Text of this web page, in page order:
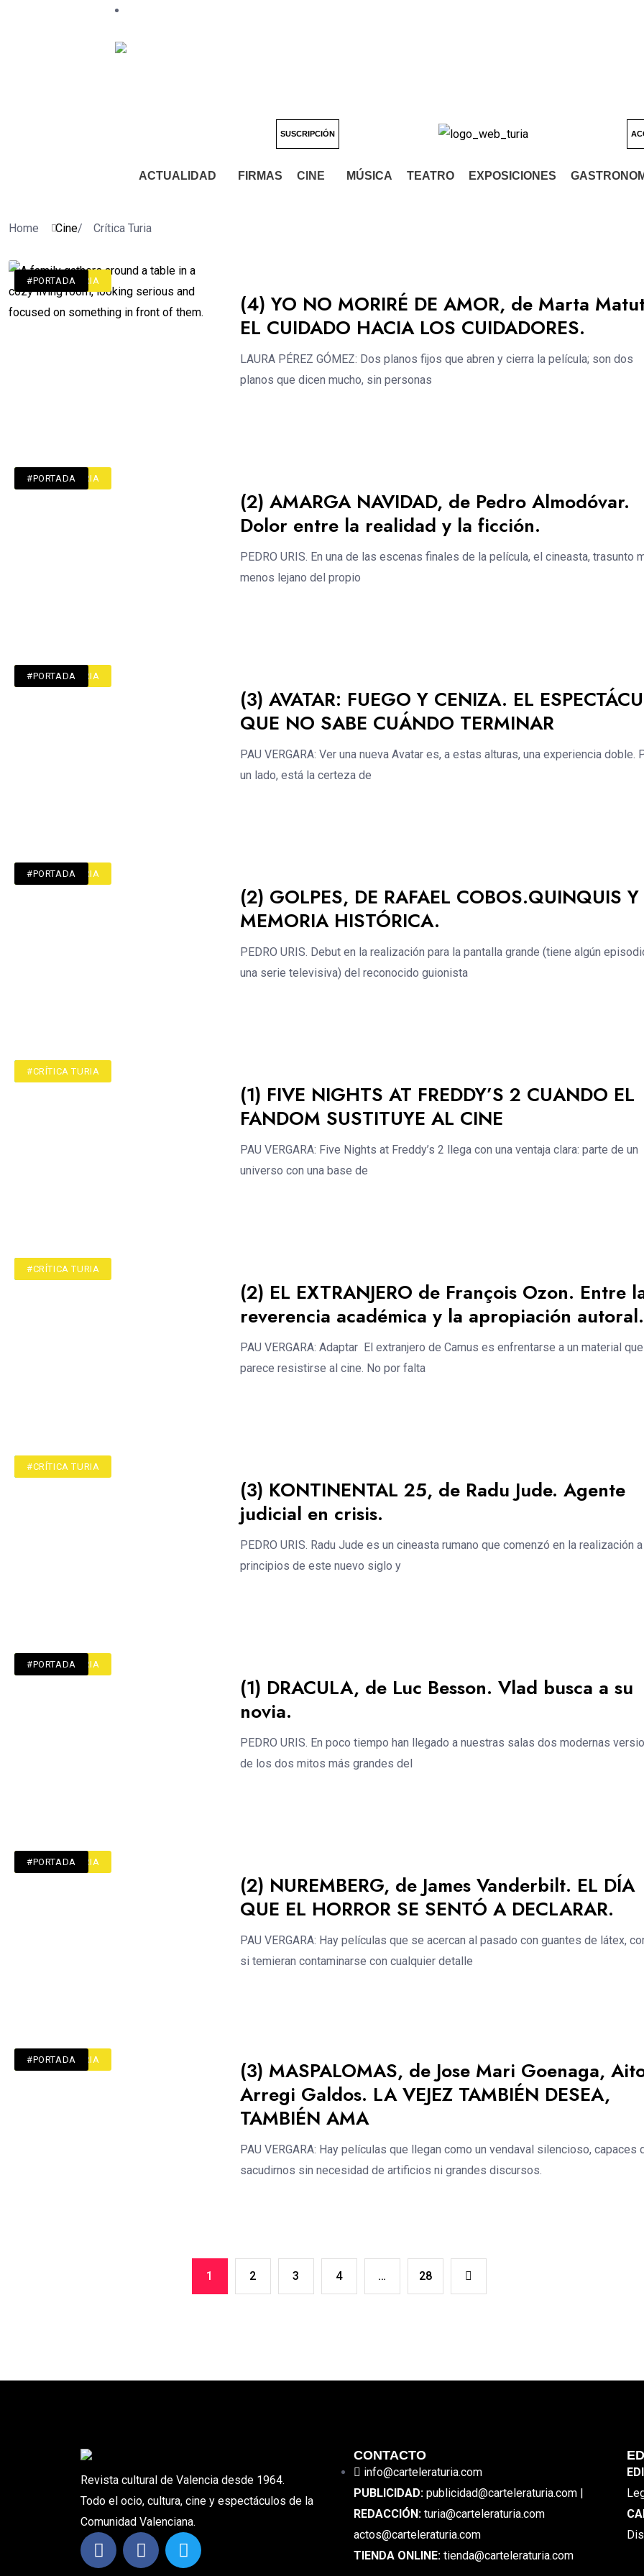
SUSCRIPCIÓN
ACTUALIDAD FIRMAS CINE MÚSICA TEATRO EXPOSICIONES
Home Cine/ Crítica Turia
#ACTUALIDAD
#CRÍTICA TURIA
#PORTADA
(4) YO NO MORIRÉ DE AMOR, de Marta
EL CUIDADO HACIA LOS CUIDADORES.
LAURA PÉREZ GÓMEZ: Dos planos fijos que abren y cierra la película; son dos
planos que dicen mucho, sin personas
#ACTUALIDAD
#CRÍTICA TURIA
#PORTADA
(2) AMARGA NAVIDAD, de Pedro Almodóvar.
Dolor entre la realidad y la ficción.
PEDRO URIS. En una de las escenas finales de la película, el cineasta, trasunto
menos lejano del propio
#CRÍTICA TURIA
#PORTADA
(3) AVATAR: FUEGO Y CENIZA. EL
QUE NO SABE CUÁNDO TERMINAR
PAU VERGARA: Ver una nueva Avatar es, a estas alturas, una experiencia doble.
un lado, está la certeza de
#ACTUALIDAD
#CRÍTICA TURIA
#PORTADA
(2) GOLPES, DE RAFAEL COBOS.QUINQUIS Y
MEMORIA HISTÓRICA.
PEDRO URIS. Debut en la realización para la pantalla grande (tiene algún
una serie televisiva) del reconocido guionista
#ACTUALIDAD
#CRÍTICA TURIA
(1) FIVE NIGHTS AT FREDDY’S 2 CUANDO EL
FANDOM SUSTITUYE AL CINE
PAU VERGARA: Five Nights at Freddy’s 2 llega con una ventaja clara: parte de un
universo con una base de
#ACTUALIDAD
#CRÍTICA TURIA
(2) EL EXTRANJERO de François Ozon. Entre
reverencia académica y la apropiación autoral.
PAU VERGARA: Adaptar El extranjero de Camus es enfrentarse a un material que
parece resistirse al cine. No por falta
#ACTUALIDAD
#CRÍTICA TURIA
(3) KONTINENTAL 25, de Radu Jude. Agente
judicial en crisis.
PEDRO URIS. Radu Jude es un cineasta rumano que comenzó en la realización a
principios de este nuevo siglo y
#ACTUALIDAD
#CRÍTICA TURIA
#PORTADA
(1) DRACULA, de Luc Besson. Vlad busca a su
novia.
PEDRO URIS. En poco tiempo han llegado a nuestras salas dos modernas
de los dos mitos más grandes del
#CRÍTICA TURIA
#PORTADA
(2) NUREMBERG, de James Vanderbilt. EL DÍA
QUE EL HORROR SE SENTÓ A DECLARAR.
PAU VERGARA: Hay películas que se acercan al pasado con guantes de látex,
si temieran contaminarse con cualquier detalle
#ACTUALIDAD
#CRÍTICA TURIA
#PORTADA
(3) MASPALOMAS, de Jose Mari Goenaga,
Arregi Galdos. LA VEJEZ TAMBIÉN DESEA,
TAMBIÉN AMA
PAU VERGARA: Hay películas que llegan como un vendaval silencioso, capaces
sacudirnos sin necesidad de artificios ni grandes discursos.
1 2 3 4 … 28
Revista cultural de Valencia desde 1964.
Todo el ocio, cultura, cine y espectáculos de la
Comunidad Valenciana.
CONTACTO
info@carteleraturia.com
PUBLICIDAD:publicidad@carteleraturia.com |
REDACCIÓN:turia@carteleraturia.com
actos@carteleraturia.com
TIENDA ONLINE:tienda@carteleraturia.com